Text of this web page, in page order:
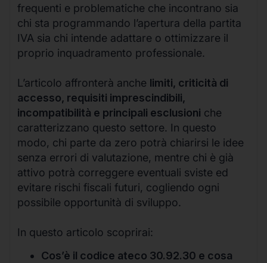
frequenti e problematiche che incontrano sia
chi sta programmando l’apertura della partita
IVA sia chi intende adattare o ottimizzare il
proprio inquadramento professionale.
L’articolo affronterà anche limiti, criticità di
accesso, requisiti imprescindibili,
incompatibilità e principali esclusioni che
caratterizzano questo settore. In questo
modo, chi parte da zero potrà chiarirsi le idee
senza errori di valutazione, mentre chi è già
attivo potrà correggere eventuali sviste ed
evitare rischi fiscali futuri, cogliendo ogni
possibile opportunità di sviluppo.
In questo articolo scoprirai:
Cos’è il codice ateco 30.92.30 e cosa